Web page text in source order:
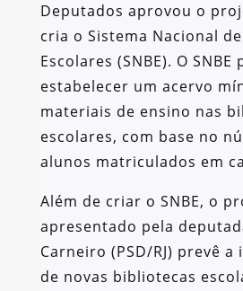
Deputados aprovou o
cria o Sistema Nacional
Escolares (SNBE). O SNBE
estabelecer um acervo
materiais de ensino nas
escolares, com base no
alunos matriculados em
Além de criar o SNBE, o
apresentado pela
Carneiro (PSD/RJ) prevê
de novas bibliotecas